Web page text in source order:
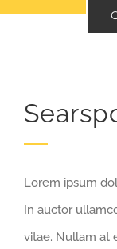
Lorem ipsum
In auctor
vitae. Nullam at